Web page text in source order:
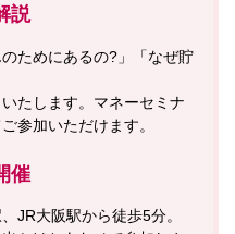
説
のためにあるの?」「なぜ貯
たします。マネーセミナ
参加いただけます。
催
JR大阪駅から徒歩5分。